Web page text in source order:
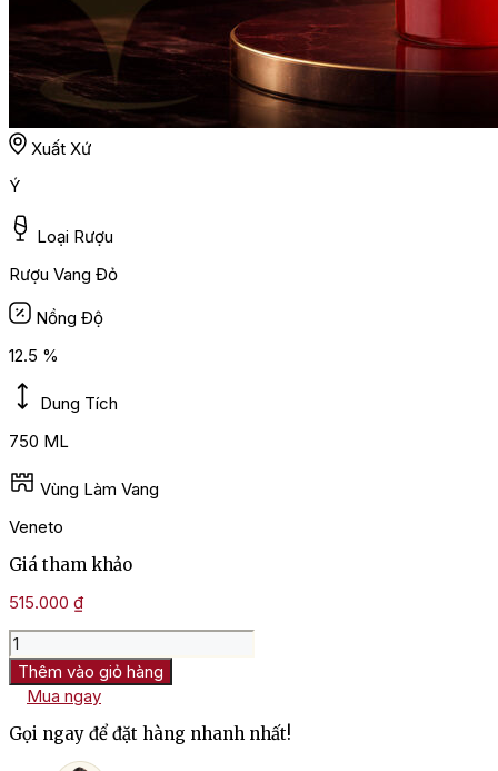
Xuất Xứ
Ý
Loại Rượu
Rượu Vang Đỏ
Nồng Độ
12.5 %
Dung Tích
750 ML
Vùng Làm Vang
Veneto
Giá tham khảo
515.000 ₫
Rượu
vang
Ý
Luna
di
Luna
Thêm vào giỏ hàng
Mua ngay
Gọi ngay để đặt hàng nhanh nhất!